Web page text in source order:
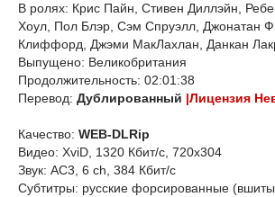
В ролях: Крис Пайн, Стивен Диллэйн,
Хоул, Пол Блэр, Сэм Спруэлл, Джонатан
Клиффорд, Джэми МакЛахлан, Данкан
Выпущено: Великобритания
Продолжительность: 02:01:38
Перевод: Дублированный |Лицензия
Качество: WEB-DLRip
Видео: XviD, 1320 Кбит/с, 720x304
Звук: AC3, 6 ch, 384 Кбит/с
Субтитры: русские форсированные